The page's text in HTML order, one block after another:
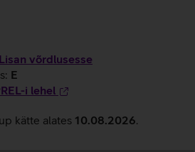
Lisan võrdlusesse
E
i lehel
kätte alates 10.08.2026